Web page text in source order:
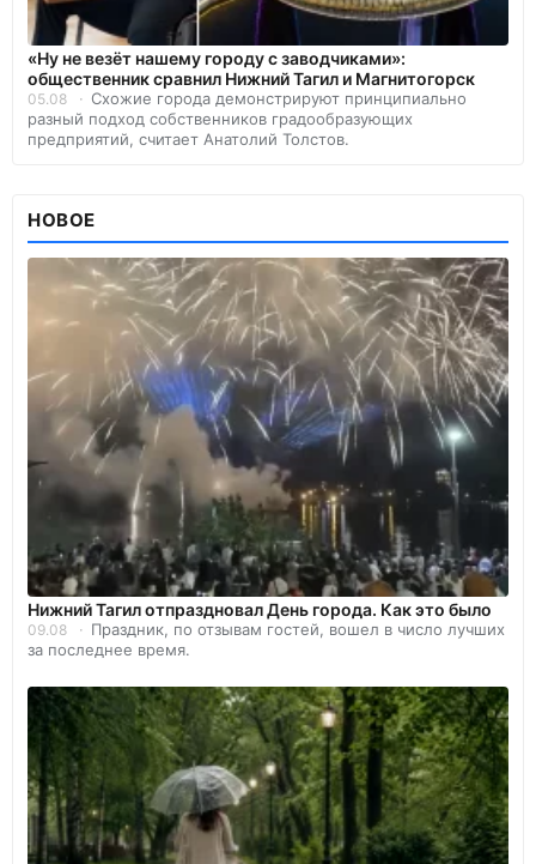
«Ну не везёт нашему городу с заводчиками»:
общественник сравнил Нижний Тагил и Магнитогорск
05.08
Схожие города демонстрируют принципиально
разный подход собственников градообразующих
предприятий, считает Анатолий Толстов.
НОВОЕ
Нижний Тагил отпраздновал День города. Как это было
09.08
Праздник, по отзывам гостей, вошел в число лучших
за последнее время.